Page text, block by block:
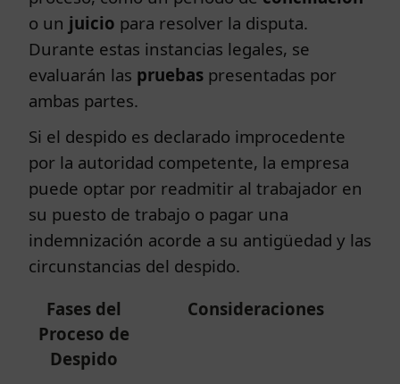
o un juicio para resolver la disputa.
Durante estas instancias legales, se
evaluarán las pruebas presentadas por
ambas partes.
Si el despido es declarado improcedente
por la autoridad competente, la empresa
puede optar por readmitir al trabajador en
su puesto de trabajo o pagar una
indemnización acorde a su antigüedad y las
circunstancias del despido.
Fases del
Proceso de
Despido
Consideraciones